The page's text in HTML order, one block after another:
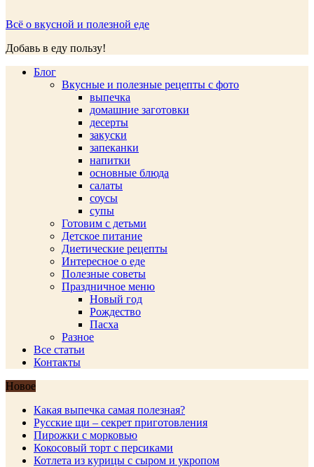
Всё о вкусной и полезной еде
Добавь в еду пользу!
Блог
Вкусные и полезные рецепты с фото
выпечка
домашние заготовки
десерты
закуски
запеканки
напитки
основные блюда
салаты
соусы
супы
Готовим с детьми
Детское питание
Диетические рецепты
Интересное о еде
Полезные советы
Праздничное меню
Новый год
Рождество
Пасха
Разное
Все статьи
Контакты
Новое
Какая выпечка самая полезная?
Русские щи – секрет приготовления
Пирожки с морковью
Кокосовый торт с персиками
Котлета из курицы с сыром и укропом